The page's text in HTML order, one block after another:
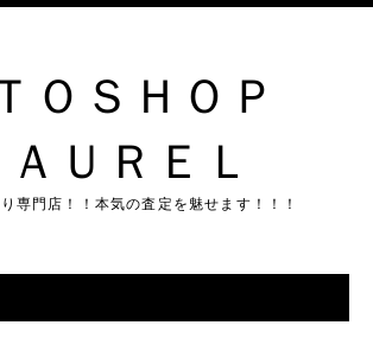
ＯＳＨＯＰ
ＡＵＲＥＬ
専門店！！本気の査定を魅せます！！！